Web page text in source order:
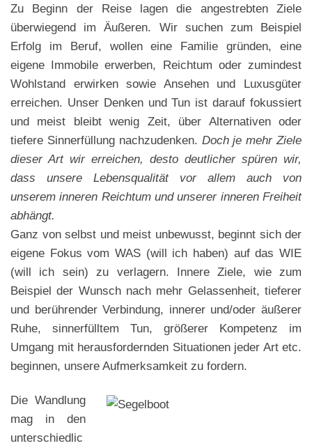
Zu Beginn der Reise lagen die angestrebten Ziele
überwiegend im Äußeren. Wir suchen zum Beispiel
Erfolg im Beruf, wollen eine Familie gründen, eine
eigene Immobile erwerben, Reichtum oder zumindest
Wohlstand erwirken sowie Ansehen und Luxusgüter
erreichen. Unser Denken und Tun ist darauf fokussiert
und meist bleibt wenig Zeit, über Alternativen oder
tiefere Sinnerfüllung nachzudenken. Doch je mehr Ziele
dieser Art wir erreichen, desto deutlicher spüren wir,
dass unsere Lebensqualität vor allem auch von
unserem inneren Reichtum und unserer inneren Freiheit
abhängt.
Ganz von selbst und meist unbewusst, beginnt sich der
eigene Fokus vom WAS (will ich haben) auf das WIE
(will ich sein) zu verlagern. Innere Ziele, wie zum
Beispiel der Wunsch nach mehr Gelassenheit, tieferer
und berührender Verbindung, innerer und/oder äußerer
Ruhe, sinnerfülltem Tun, größerer Kompetenz im
Umgang mit herausfordernden Situationen jeder Art etc.
beginnen, unsere Aufmerksamkeit zu fordern.
Die Wandlung
mag in den
unterschiedlic